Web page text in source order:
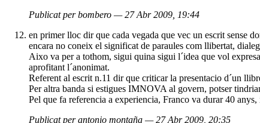
Publicat per bombero — 27 Abr 2009, 19:44
en primer lloc dir que cada vegada que vec un escrit sense
encara no coneix el significat de paraules com llibertat,
Aixo va per a tothom, sigui quina sigui l´idea que vol
aprofitant l´anonimat.
Referent al escrit n.11 dir que criticar la presentacio d´un
Per altra banda si estigues IMNOVA al govern, potser
Pel que fa referencia a experiencia, Franco va durar 40
Publicat per antonio montaña — 27 Abr 2009, 20:35